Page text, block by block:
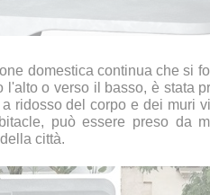
domestica continua che si
o verso il basso, è stata
ridosso del corpo e dei muri
può essere preso da
città.